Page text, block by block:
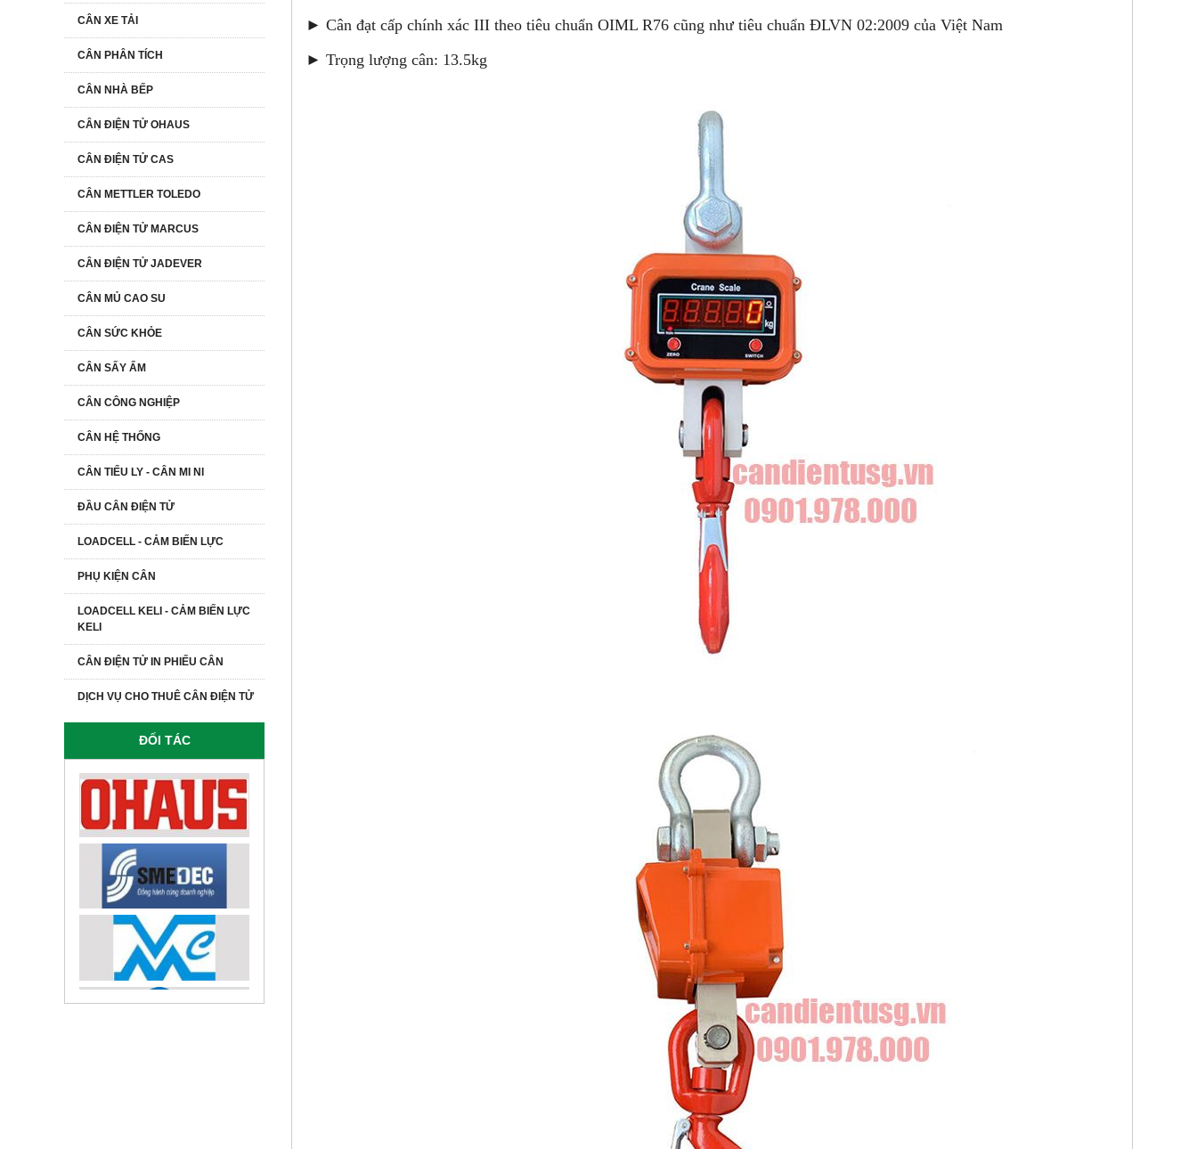
► Cân đạt cấp chính xác III theo tiêu chuẩn OIML R76 cũng như tiêu chuẩn ĐLVN 02:2009 của Việt Nam
► Trọng lượng cân: 13.5kg
CÂN XE TẢI
CÂN PHÂN TÍCH
CÂN NHÀ BẾP
CÂN ĐIỆN TỬ OHAUS
CÂN ĐIỆN TỬ CAS
CÂN METTLER TOLEDO
CÂN ĐIỆN TỬ MARCUS
CÂN ĐIỆN TỬ JADEVER
CÂN MỦ CAO SU
CÂN SỨC KHỎE
CÂN SẤY ẨM
CÂN CÔNG NGHIỆP
CÂN HỆ THỐNG
CÂN TIỂU LY - CÂN MI NI
ĐẦU CÂN ĐIỆN TỬ
LOADCELL - CẢM BIẾN LỰC
PHỤ KIỆN CÂN
LOADCELL KELI - CẢM BIẾN LỰC
KELI
CÂN ĐIỆN TỬ IN PHIẾU CÂN
DỊCH VỤ CHO THUÊ CÂN ĐIỆN TỬ
ĐỐI TÁC